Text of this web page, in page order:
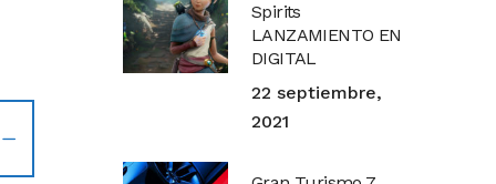
Spirits
LANZAMIENTO EN
DIGITAL
22 septiembre,
2021